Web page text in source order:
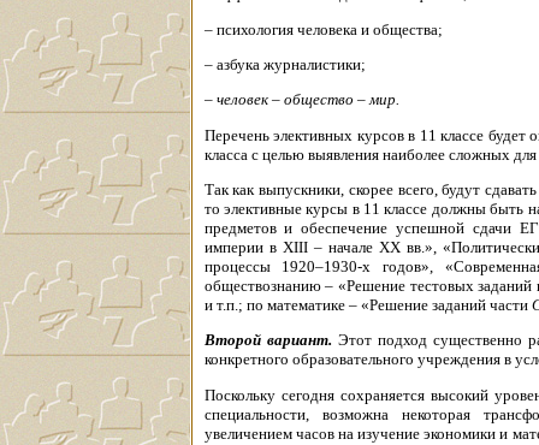
– психология человека и общества;
– азбука журналистики;
– человек – общество – мир.
Перечень элективных курсов в 11 классе будет
класса с целью выявления наиболее сложных
Так как выпускники, скорее всего, будут
то элективные курсы в 11 классе должны быть
предметов и обеспечение успешной сдачи
империи в XIII – начале XX вв.»,
процессы 1920–1930-х годов»,
обществознанию – «Решение тестовых
и т.п.; по математике – «Решение заданий части
Второй вариант. Этот подход существенно
конкретного образовательного учреждения в
Поскольку сегодня сохраняется высокий
специальности, возможна некоторая
увеличением часов на изучение экономики и